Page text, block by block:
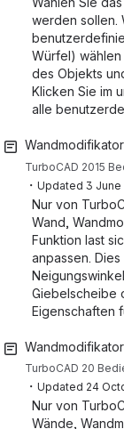
werden sollen.
Würfel) wählen
des Objekts
Klicken Sie im
alle
・ Updated 3 June
Nur von
Wand,
Funktion last
anpassen.
Giebelscheibe
Eigenschaften
・ Updated 24
Nur von
Wände,